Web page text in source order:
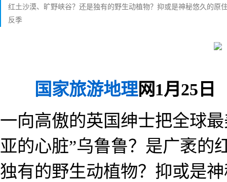
红土沙漠、旷野峡谷？还是独有的野生动植物？抑或是神秘悠久的
反季
国家旅游地理网1月25
一向高傲的英国绅士把全球
亚的心脏”乌鲁鲁？是广袤的
独有的野生动植物？抑或是